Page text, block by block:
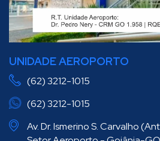
UNIDADE AEROPORTO
(62) 3212-1015
(62) 3212-1015
Av. Dr. Ismerino S. Carvalho